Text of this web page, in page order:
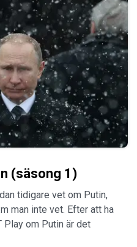
(säsong 1)
tidigare vet om Putin,
man inte vet. Efter att ha
Play om Putin är det